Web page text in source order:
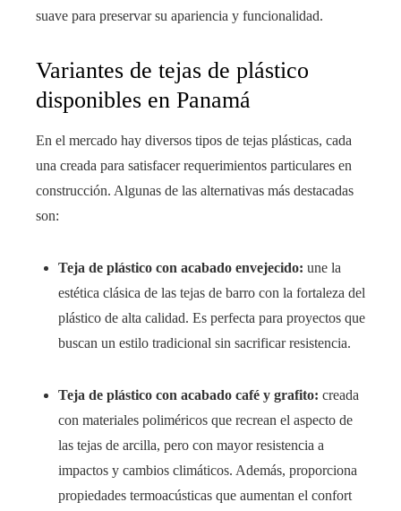
suave para preservar su apariencia y funcionalidad.
Variantes de tejas de plástico
disponibles en Panamá
En el mercado hay diversos tipos de tejas plásticas, cada
una creada para satisfacer requerimientos particulares en
construcción. Algunas de las alternativas más destacadas
son:
Teja de plástico con acabado envejecido: une la
estética clásica de las tejas de barro con la fortaleza del
plástico de alta calidad. Es perfecta para proyectos que
buscan un estilo tradicional sin sacrificar resistencia.
Teja de plástico con acabado café y grafito: creada
con materiales poliméricos que recrean el aspecto de
las tejas de arcilla, pero con mayor resistencia a
impactos y cambios climáticos. Además, proporciona
propiedades termoacústicas que aumentan el confort